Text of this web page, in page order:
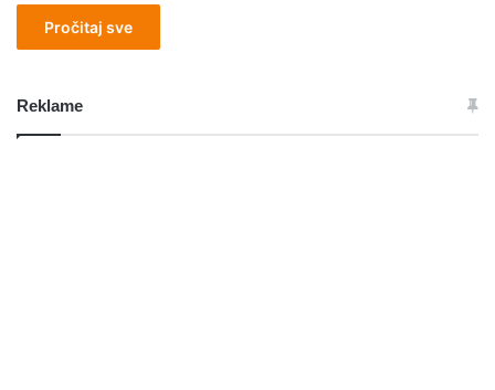
Pročitaj sve
Reklame